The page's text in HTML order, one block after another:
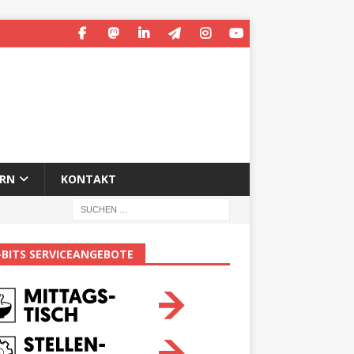
KONTAKT
SERVICEANGEBOTE